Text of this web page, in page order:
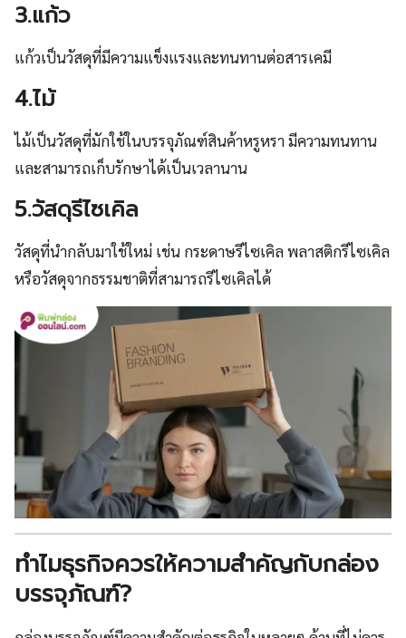
3.แก้ว
แก้วเป็นวัสดุที่มีความแข็งแรงและทนทานต่อสารเคมี
4.ไม้
ไม้เป็นวัสดุที่มักใช้ในบรรจุภัณฑ์สินค้าหรูหรา มีความทนทาน
และสามารถเก็บรักษาได้เป็นเวลานาน
5.วัสดุรีไซเคิล
วัสดุที่นำกลับมาใช้ใหม่ เช่น กระดาษรีไซเคิล พลาสติกรีไซเคิล
หรือวัสดุจากธรรมชาติที่สามารถรีไซเคิลได้
ทำไมธุรกิจควรให้ความสำคัญกับกล่อง
บรรจุภัณฑ์?